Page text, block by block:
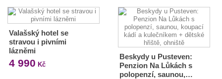
Valašský hotel se
stravou i pivními
lázněmi
4 990 Kč
Beskydy u Pusteven:
Penzion Na Lůkách s
polopenzí, saunou,…